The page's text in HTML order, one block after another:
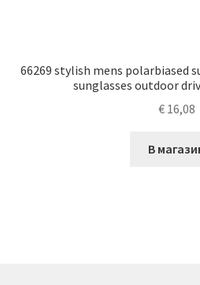
66269 stylish mens polarbiased
sunglasses outdoor
€16,08
В